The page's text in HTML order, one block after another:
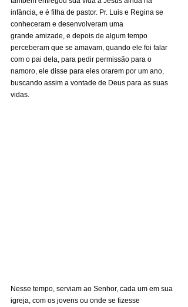
infância, e é filha de pastor. Pr. Luis e Regina se
conheceram e desenvolveram uma
grande amizade, e depois de algum tempo
perceberam que se amavam, quando ele foi falar
com o pai dela, para pedir permissão para o
namoro, ele disse para eles orarem por um ano,
buscando assim a vontade de Deus para as suas
vidas.
Nesse tempo, serviam ao Senhor, cada um em sua
igreja, com os jovens ou onde se fizesse